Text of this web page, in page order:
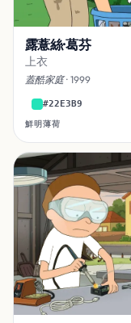
露薏絲·葛芬
上衣
蓋酷家庭· 1999
#22E3B9
鮮明薄荷